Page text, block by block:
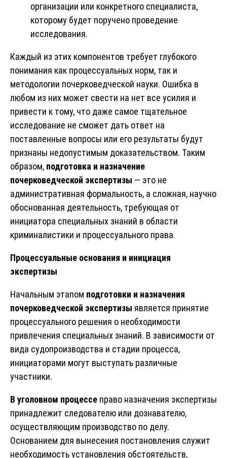
организации или конкретного специалиста,
которому будет поручено проведение
исследования.
Каждый из этих компонентов требует глубокого
понимания как процессуальных норм, так и
методологии почерковедческой науки. Ошибка в
любом из них может свести на нет все усилия и
привести к тому, что даже самое тщательное
исследование не сможет дать ответ на
поставленные вопросы или его результаты будут
признаны недопустимым доказательством. Таким
образом, подготовка и назначение
почерковедческой экспертизы — это не
административная формальность, а сложная, научно
обоснованная деятельность, требующая от
инициатора специальных знаний в области
криминалистики и процессуального права.
Процессуальные основания и инициация
экспертизы
Начальным этапом подготовки и назначения
почерковедческой экспертизы является принятие
процессуального решения о необходимости
привлечения специальных знаний. В зависимости от
вида судопроизводства и стадии процесса,
инициаторами могут выступать различные
участники.
В уголовном процессе право назначения экспертизы
принадлежит следователю или дознавателю,
осуществляющим производство по делу.
Основанием для вынесения постановления служит
необходимость установления обстоятельств,